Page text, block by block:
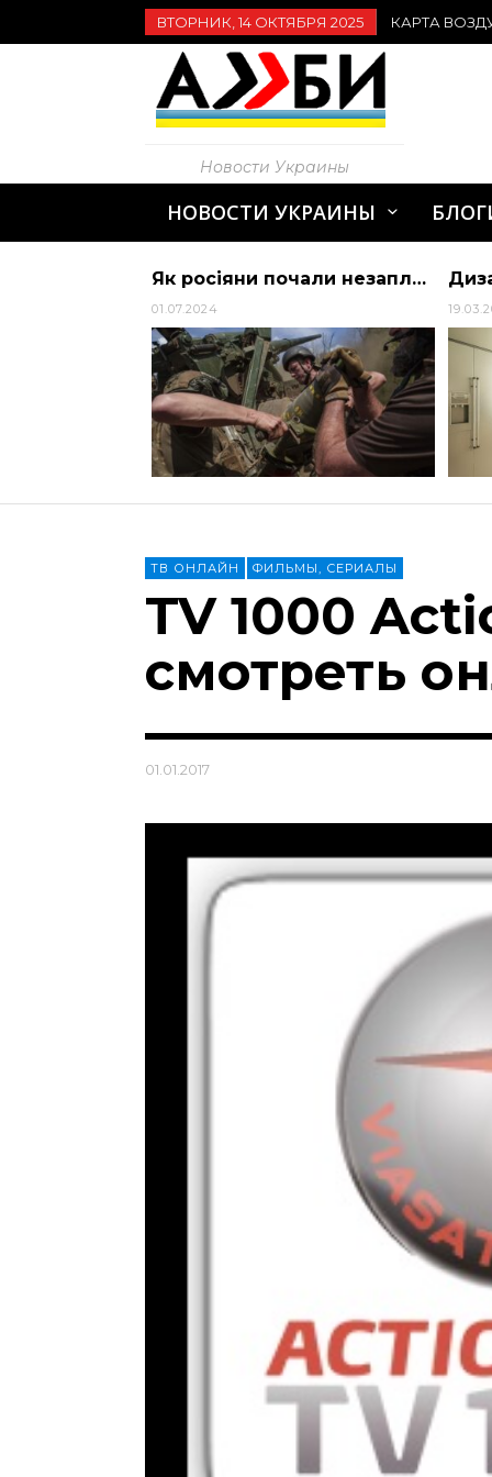
ВТОРНИК, 14 ОКТЯБРЯ 2025 КАРТА
Новости Украины
НОВОСТИ УКРАИНЫ
Як росіяни почали незаплановану операцію на Торець: пояснення експертів
01.07.2024
ТВ ОНЛАЙН ФИЛЬМЫ, СЕРИАЛЫ
TV 1000
смотреть
01.01.2017